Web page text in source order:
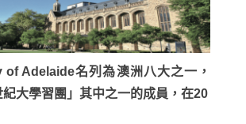
Adelaide名列為澳洲八大之一，
大學習團」其中之一的成員，在20